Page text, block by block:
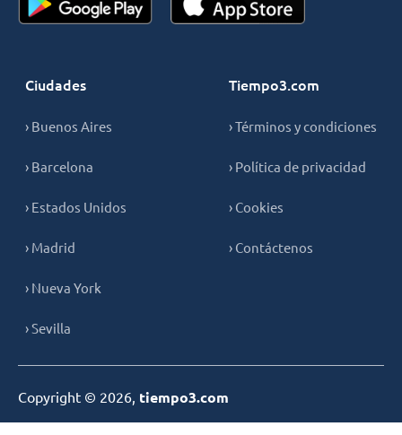
Ciudades
› Buenos Aires
› Barcelona
› Estados Unidos
› Madrid
› Nueva York
› Sevilla
Tiempo3.com
› Términos y condiciones
› Política de privacidad
› Cookies
› Contáctenos
Copyright © 2026, tiempo3.com